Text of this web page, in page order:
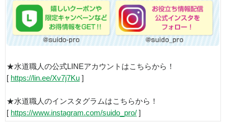
★水道職人の公式LINEアカウントはこちらから！
[ https://lin.ee/Xv7j7Ku ]
★水道職人のインスタグラムはこちらから！
[ https://www.instagram.com/suido_pro/ ]